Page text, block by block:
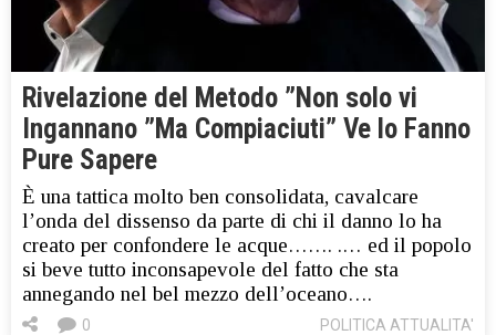
Rivelazione del Metodo ”Non solo vi
Ingannano ”Ma Compiaciuti” Ve lo Fanno
Pure Sapere
È una tattica molto ben consolidata, cavalcare
l’onda del dissenso da parte di chi il danno lo ha
creato per confondere le acque……. .… ed il popolo
si beve tutto inconsapevole del fatto che sta
annegando nel bel mezzo dell’oceano….
POLITICA ATTUALITA'
0